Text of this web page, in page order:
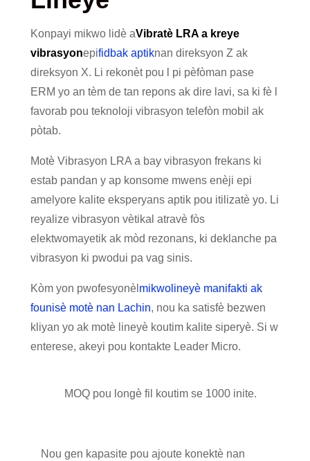
Konpayi mikwo lidè aVibratè LRA a kreye
vibrasyonepifidbak aptiknan direksyon Z ak
direksyon X. Li rekonèt pou l pi pèfòman pase
ERM yo an tèm de tan repons ak dire lavi, sa ki fè l
favorab pou teknoloji vibrasyon telefòn mobil ak
pòtab.
Motè Vibrasyon LRA a bay vibrasyon frekans ki
estab pandan y ap konsome mwens enèji epi
amelyore kalite eksperyans aptik pou itilizatè yo. Li
reyalize vibrasyon vètikal atravè fòs
elektwomayetik ak mòd rezonans, ki deklanche pa
vibrasyon ki pwodui pa vag sinis.
Kòm yon pwofesyonèl mikwo lineyè manifakti ak
founisè motè nan Lachin, nou ka satisfè bezwen
kliyan yo ak motè lineyè koutim kalite siperyè. Si w
enterese, akeyi pou kontakte Leader Micro.
MOQ pou longè fil koutim se 1000 inite.
Nou gen kapasite pou ajoute konektè nan